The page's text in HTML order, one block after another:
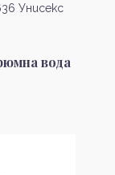
Унисекс
вода